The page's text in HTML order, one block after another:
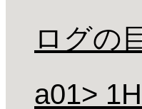
ログの
a01>